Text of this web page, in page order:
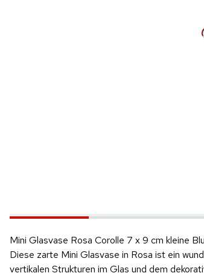
Mini Glasvase Rosa Corolle 7 x 9 cm kleine
Diese zarte Mini Glasvase in Rosa ist ein
vertikalen Strukturen im Glas und dem